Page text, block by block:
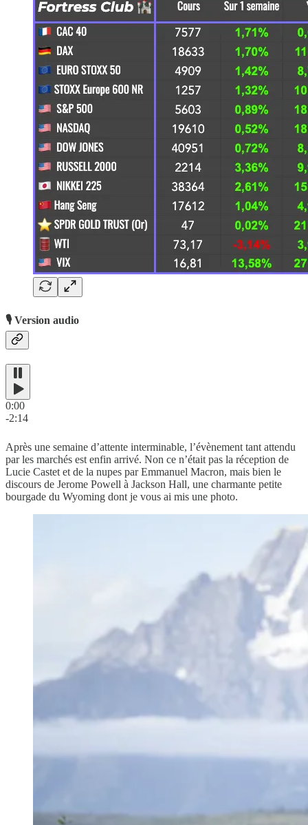
🎙️ Version audio
0:00
-2:14
Après une semaine d’attente interminable, l’évènement tant attendu
par les marchés est enfin arrivé. Non ce n’était pas la réception de
Lucie Castet et de la nupes par Emmanuel Macron, mais bien le
discours de Jerome Powell à Jackson Hall, une charmante petite
bourgade du Wyoming dont je vous ai mis une photo.